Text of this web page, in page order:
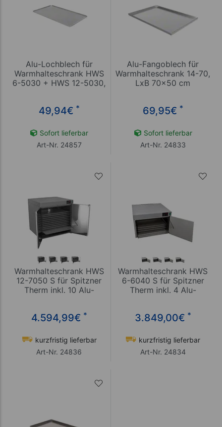
Alu-Lochblech für
Warmhalteschrank HWS
6-5030 + HWS 12-5030,
49,94€ *
Sofort lieferbar
Art-Nr. 24857
Alu-Fangoblech für
Warmhalteschrank 14-70,
LxB 70x50 cm
69,95€ *
Sofort lieferbar
Art-Nr. 24833
Warmhalteschrank HWS
12-7050 S für Spitzner
Therm inkl. 10 Alu-
4.594,99€ *
kurzfristig lieferbar
Art-Nr. 24836
Warmhalteschrank HWS
6-6040 S für Spitzner
Therm inkl. 4 Alu-
3.849,00€ *
kurzfristig lieferbar
Art-Nr. 24834